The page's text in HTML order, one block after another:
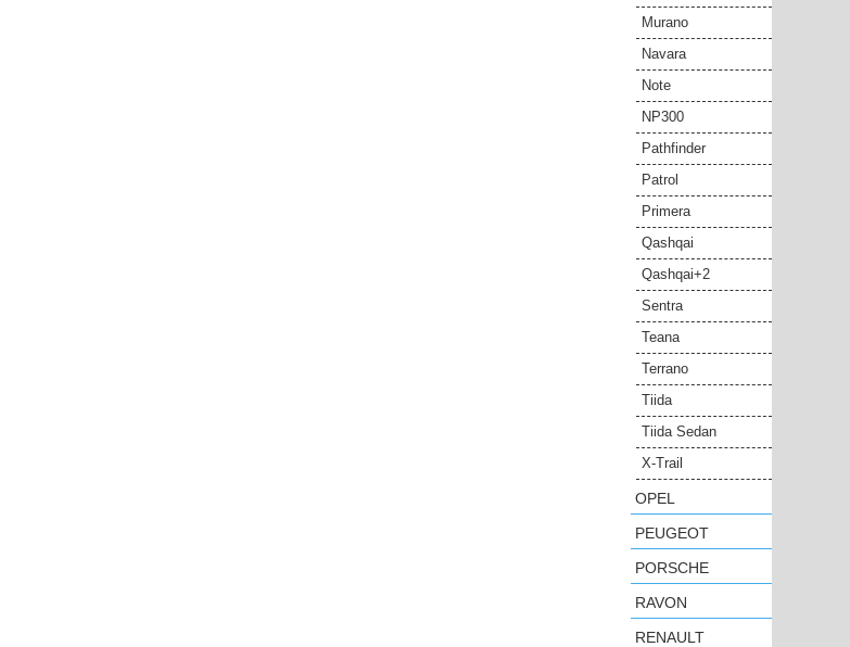
Murano
Navara
Note
NP300
Pathfinder
Patrol
Primera
Qashqai
Qashqai+2
Sentra
Teana
Terrano
Tiida
Tiida Sedan
X-Trail
OPEL
PEUGEOT
PORSCHE
RAVON
RENAULT